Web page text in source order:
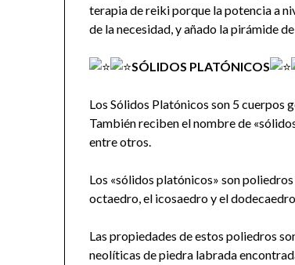
terapia de reiki porque la potencia a
de la necesidad, y añado la pirámide
SÓLIDOS PLATÓNICOS
Los Sólidos Platónicos son 5 cuerpos
También reciben el nombre de
entre otros.
Los «sólidos platónicos» son
octaedro, el icosaedro y el
Las propiedades de estos poliedros
neolíticas de piedra labrada